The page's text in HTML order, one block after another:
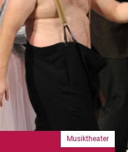
Musiktheater